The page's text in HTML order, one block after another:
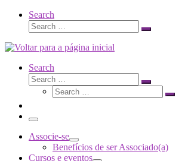
Search
Search
Search
Search
Search
Search
Search
Menu
Associe-se
Benefícios de ser Associado(a)
Cursos e eventos